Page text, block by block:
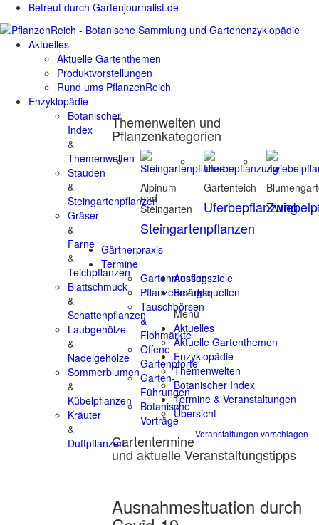
Betreut durch Gartenjournalist.de
Aktuelles
Aktuelle Gartenthemen
Produktvorstellungen
Rund ums PflanzenReich
Enzyklopädie
Botanischer
Index
&
Themenwelten
Stauden
&
Steingartenpflanzen
Gräser
&
Farne
&
Teichpflanzen
Blattschmuck
&
Schattenpflanzen
Laubgehölze
&
Nadelgehölze
Sommerblumen
&
Kübelpflanzen
Kräuter
&
Duftpflanzen
Themenwelten und
Pflanzenkategorien
Alpinum
und
Steingarten
Steingartenpflanzen
Gartenteich
Uferbepflanzung
Gärtnerpraxis
Termine
Gartenmessen
Pflanzenmärkte
Tauschbörsen
&
Flohmärkte
Offene
Gartenpforte
Garten-
Führungen
Botanische
Vorträge
Veranstaltungen vorschlagen
Gartentermine
und aktuelle Veranstaltungstipps
Ausnahmesituation durch
Ausflugsziele
Bezugsquellen
Menü
Aktuelles
Aktuelle Gartenthemen
Enzyklopädie
Themenwelten
Botanischer Index
Termine & Veranstaltungen
Übersicht